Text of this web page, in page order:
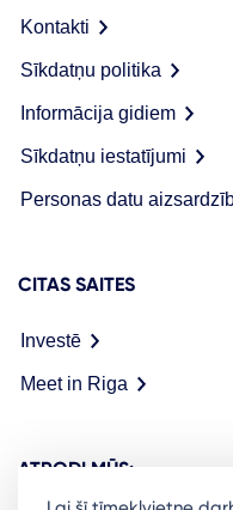
Kontakti
Sīkdatņu politika
Informācija gidiem
Sīkdatņu iestatījumi
Personas datu
CITAS SAITES
Investē
Meet in Riga
ATRODI MŪS: